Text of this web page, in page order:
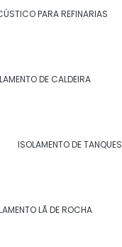
PARA REFINARIAS
DE CALDEIRA
ISOLAMENTO DE TANQUES
LÃ DE ROCHA